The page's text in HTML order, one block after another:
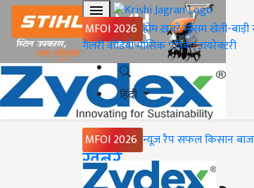
MFOI 2026 होमख़बरेंमौसमखेती-बाड़ी
गैलरीवीडियोमासिक पत्रिकाडायरेक्टरी
हिंदी
MFOI 2026 न्यूज़ रैपसफल किसान
Home
ख़बरें